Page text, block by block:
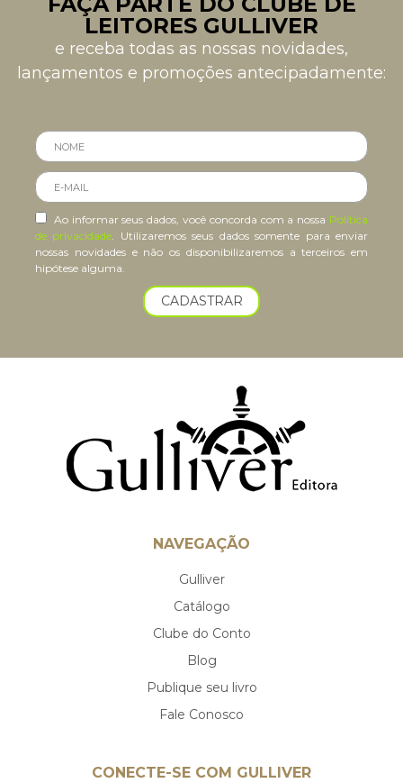
LEITORES GULLIVER
e receba todas as nossas novidades,
lançamentos e promoções antecipadamente:
Ao informar seus dados, você concorda com a nossa Política
de privacidade. Utilizaremos seus dados somente para enviar
nossas novidades e não os disponibilizaremos a terceiros em
hipótese alguma.
CADASTRAR
NAVEGAÇÃO
Gulliver
Catálogo
Clube do Conto
Blog
Publique seu livro
Fale Conosco
CONECTE-SE COM GULLIVER